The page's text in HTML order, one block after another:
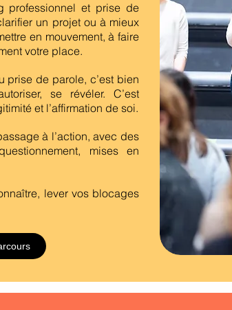
professionnel et prise de
un projet ou à mieux
en mouvement, à faire
votre place.
de parole, c’est bien
se révéler. C’est
et l’affirmation de soi.
à l’action, avec des
mises en
lever vos blocages